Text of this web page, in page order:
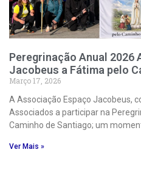
Peregrinação Anual 2026
Jacobeus a Fátima pelo
Março 17, 2026
A Associação Espaço Jacobeus,
Associados a participar na
Caminho de Santiago; um
Ver Mais »